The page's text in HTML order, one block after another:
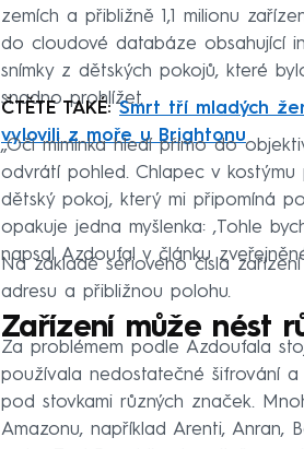
zemích a přibližně 1,1 milionu
do cloudové databáze obsahující
snímky z dětských pokojů, které
snadno prohlížet.
ČTĚTE TAKÉ:Smrt tří mladých
vylovili z moře u Brightonu
„Oči miminka hledí přímo do
odvrátí pohled. Chlapec v
dětský pokoj, který mi připomíná
opakuje jedna myšlenka: ‚Tohle
napsal Azdoufal v článku
Na základě sériového čísla
adresu a přibližnou polohu.
Zařízení může nést
Za problémem podle Azdoufala
používala nedostatečné šifrování
pod stovkami různých značek.
Amazonu, například Arenti, Anran,